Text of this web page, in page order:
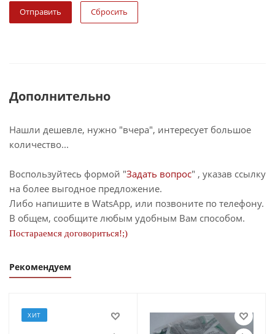
Сбросить
Дополнительно
Нашли дешевле, нужно "вчера", интересует большое
количество...
Воспользуйтесь формой "Задать вопрос" , указав ссылку
на более выгодное предложение.
Либо напишите в WatsApp, или позвоните по телефону.
В общем, сообщите любым удобным Вам способом.
Постараемся договориться!;)
Рекомендуем
ХИТ